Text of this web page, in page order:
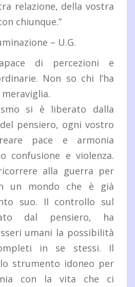
relazione, della vostra
chiunque.”
– U.G.
di percezioni e
Non so chi l’ha
si è liberato dalla
pensiero, ogni vostro
pace e armonia
confusione e violenza.
alla guerra per
un mondo che è già
suo. Il controllo sul
dal pensiero, ha
umani la possibilità
in se stessi. Il
strumento idoneo per
con la vita che ci